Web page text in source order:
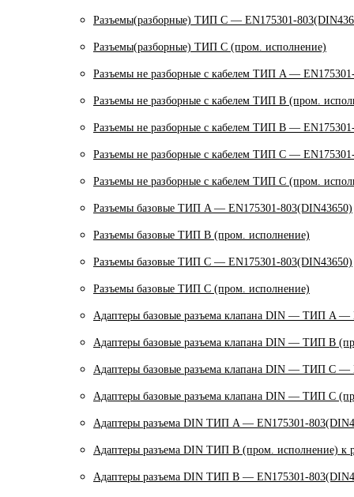
Разъемы(разборные) ТИП C — EN175301-
Разъемы(разборные) ТИП С (пром. исполнение)
Разъемы не разборные с кабелем ТИП A —
Разъемы не разборные с кабелем ТИП B (пром.
Разъемы не разборные с кабелем ТИП B —
Разъемы не разборные с кабелем ТИП C —
Разъемы не разборные с кабелем ТИП C (пром.
Разъемы базовые ТИП A — EN175301-803(DIN43650)
Разъемы базовые ТИП В (пром. исполнение)
Разъемы базовые ТИП C — EN175301-803(DIN43650)
Разъемы базовые ТИП C (пром. исполнение)
Адаптеры базовые разъема клапана DIN — ТИП A —
Адаптеры базовые разъема клапана DIN — ТИП B
Адаптеры базовые разъема клапана DIN — ТИП C —
Адаптеры базовые разъема клапана DIN — ТИП C
Адаптеры разъема DIN ТИП A — EN175301-
Адаптеры разъема DIN ТИП B (пром. исполнение) к
Адаптеры разъема DIN ТИП B — EN175301-